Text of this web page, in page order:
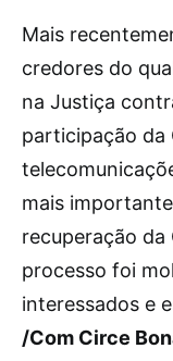
Mais
credores do
na Justiça
participação da
mais
recuperação da
processo foi
interessados e
/Com Circe